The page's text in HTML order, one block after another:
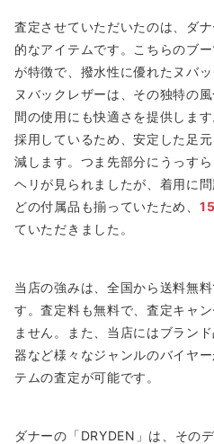
査定させていただいたのは、ダ
的なアイテムです。こちらのブ
が特徴で、撥水性に優れたヌバ
ヌバックレザーは、その独特の
間の使用にも快適さを提供しま
採用しているため、安定した足
減します。つま先部分にうっす
ヘリが見られましたが、着用に
どの付属品も揃っていたため、
ていただきました。
当店の強みは、全国から送料無
す。査定料も無料で、査定キャ
ません。また、当店にはブラン
器など様々なジャンルのバイヤ
テムの査定が可能です。
ダナーの「DRYDEN」は、その